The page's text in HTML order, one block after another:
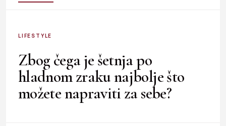
LIFESTYLE
Zbog čega je šetnja po
hladnom zraku najbolje što
možete napraviti za sebe?